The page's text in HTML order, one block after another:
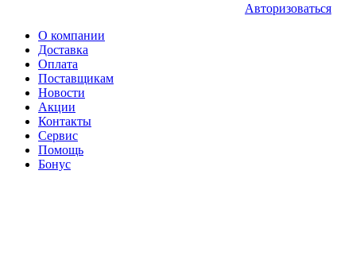
Авторизоваться
О компании
Доставка
Оплата
Поставщикам
Новости
Акции
Контакты
Сервис
Помощь
Бонус